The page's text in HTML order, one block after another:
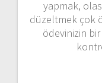
yapmak,
düzeltmek çok
ödevinizin bir